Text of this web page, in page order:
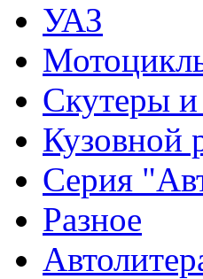
УАЗ
Скутеры
Кузовной
Серия
Разное